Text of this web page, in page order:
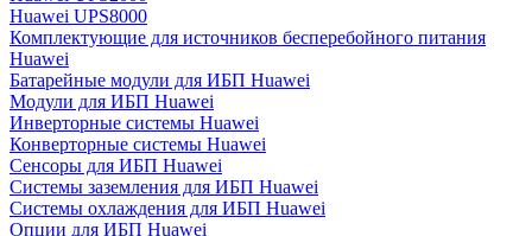
Huawei UPS8000
Комплектующие для источников бесперебойного питания
Huawei
Батарейные модули для ИБП Huawei
Модули для ИБП Huawei
Инверторные системы Huawei
Конверторные системы Huawei
Сенсоры для ИБП Huawei
Системы заземления для ИБП Huawei
Системы охлаждения для ИБП Huawei
Опции для ИБП Huawei